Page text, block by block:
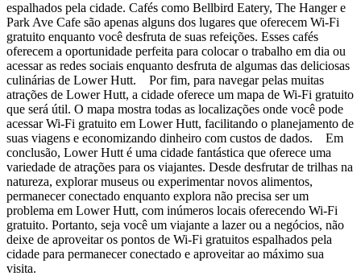
espalhados pela cidade. Cafés como Bellbird Eatery, The Hanger e
Park Ave Cafe são apenas alguns dos lugares que oferecem Wi-Fi
gratuito enquanto você desfruta de suas refeições. Esses cafés
oferecem a oportunidade perfeita para colocar o trabalho em dia ou
acessar as redes sociais enquanto desfruta de algumas das deliciosas
culinárias de Lower Hutt. Por fim, para navegar pelas muitas
atrações de Lower Hutt, a cidade oferece um mapa de Wi-Fi gratuito
que será útil. O mapa mostra todas as localizações onde você pode
acessar Wi-Fi gratuito em Lower Hutt, facilitando o planejamento de
suas viagens e economizando dinheiro com custos de dados. Em
conclusão, Lower Hutt é uma cidade fantástica que oferece uma
variedade de atrações para os viajantes. Desde desfrutar de trilhas na
natureza, explorar museus ou experimentar novos alimentos,
permanecer conectado enquanto explora não precisa ser um
problema em Lower Hutt, com inúmeros locais oferecendo Wi-Fi
gratuito. Portanto, seja você um viajante a lazer ou a negócios, não
deixe de aproveitar os pontos de Wi-Fi gratuitos espalhados pela
cidade para permanecer conectado e aproveitar ao máximo sua
visita.